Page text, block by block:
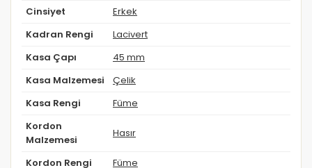
Cinsiyet Erkek
Kadran Rengi Lacivert
Kasa Çapı 45 mm
Kasa Malzemesi Çelik
Kasa Rengi Füme
Kordon
Malzemesi
Hasır
Kordon Rengi Füme